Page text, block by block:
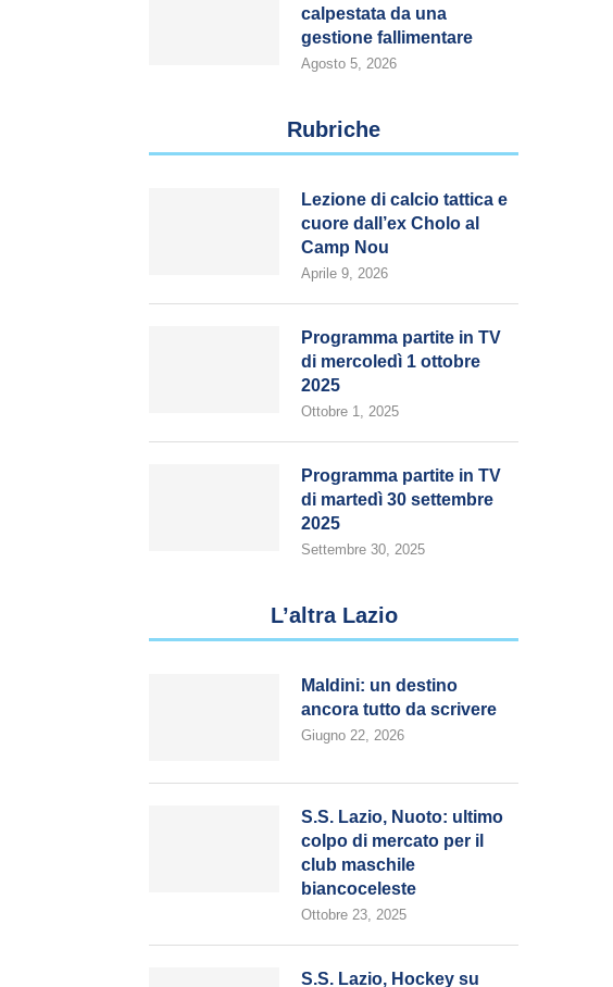
calpestata da una
gestione fallimentare
Agosto 5, 2026
Rubriche
Lezione di calcio tattica e
cuore dall’ex Cholo al
Camp Nou
Aprile 9, 2026
Programma partite in TV
di mercoledì 1 ottobre
2025
Ottobre 1, 2025
Programma partite in TV
di martedì 30 settembre
2025
Settembre 30, 2025
L’altra Lazio
Maldini: un destino
ancora tutto da scrivere
Giugno 22, 2026
S.S. Lazio, Nuoto: ultimo
colpo di mercato per il
club maschile
biancoceleste
Ottobre 23, 2025
S.S. Lazio, Hockey su